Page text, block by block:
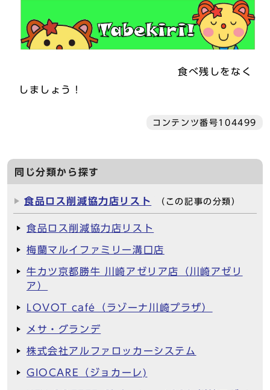
食べ残しをなく
しましょう！
コンテンツ番号104499
同じ分類から探す
食品ロス削減協力店リスト （この記事の分類）
食品ロス削減協力店リスト
梅蘭マルイファミリー溝口店
牛カツ京都勝牛 川崎アゼリア店（川崎アゼリ
ア）
LOVOT café（ラゾーナ川崎プラザ）
メサ・グランデ
株式会社アルファロッカーシステム
GIOCARE（ジョカーレ)